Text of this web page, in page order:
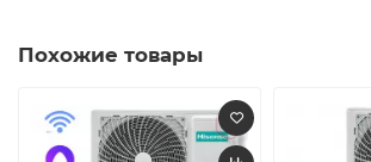
Похожие товары